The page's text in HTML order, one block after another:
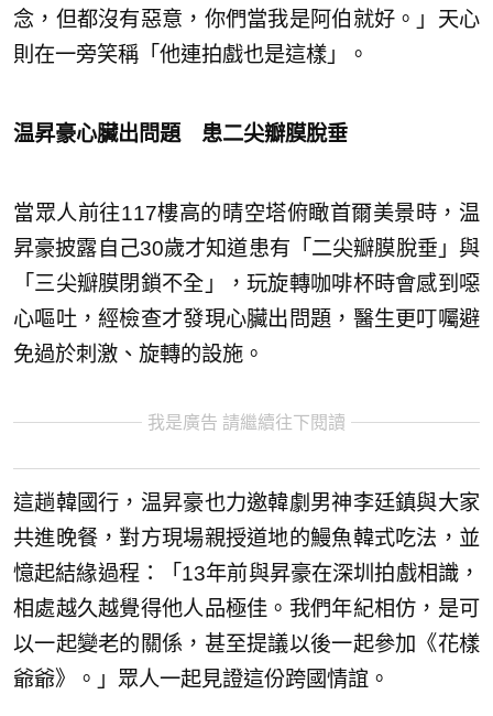
念，但都沒有惡意，你們當我是阿伯就好。」天心
則在一旁笑稱「他連拍戲也是這樣」。
温昇豪心臟出問題 患二尖瓣膜脫垂
當眾人前往117樓高的晴空塔俯瞰首爾美景時，温
昇豪披露自己30歲才知道患有「二尖瓣膜脫垂」與
「三尖瓣膜閉鎖不全」，玩旋轉咖啡杯時會感到噁
心嘔吐，經檢查才發現心臟出問題，醫生更叮囑避
免過於刺激、旋轉的設施。
我是廣告 請繼續往下閱讀
這趟韓國行，温昇豪也力邀韓劇男神李廷鎮與大家
共進晚餐，對方現場親授道地的鰻魚韓式吃法，並
憶起結緣過程：「13年前與昇豪在深圳拍戲相識，
相處越久越覺得他人品極佳。我們年紀相仿，是可
以一起變老的關係，甚至提議以後一起參加《花樣
爺爺》。」眾人一起見證這份跨國情誼。